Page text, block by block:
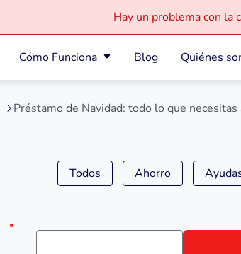
Hay un problema con la
Cómo Funciona Blog Quiénes
Préstamo de Navidad: todo lo que necesitas
Todos Ahorro